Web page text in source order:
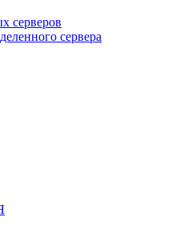
серверов
сервера